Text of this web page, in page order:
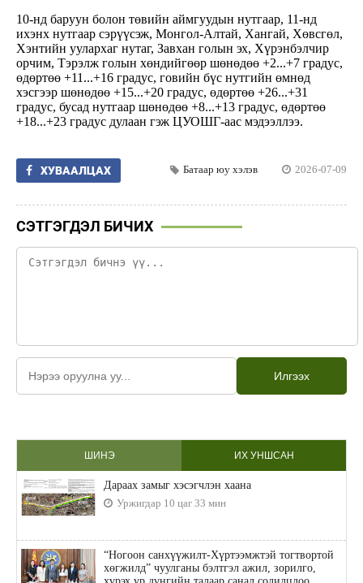
10-нд баруун болон төвийн аймгуудын нутгаар, 11-нд
ихэнх нутгаар сэрүүсэж, Монгол-Алтай, Хангай, Хөвсгөл,
Хэнтийн уулархаг нутаг, Завхан голын эх, Хүрэнбэлчир
орчим, Тэрэлж голын хөндийгөөр шөнөдөө +2...+7 градус,
өдөртөө +11...+16 градус, говийн бүс нутгийн өмнөд
хэсгээр шөнөдөө +15...+20 градус, өдөртөө +26...+31
градус, бусад нутгаар шөнөдөө +8...+13 градус, өдөртөө
+18...+23 градус дулаан гэж ЦУОШГ-аас мэдээллээ.
ХУВААЛЦАХ Батаар юу хэлэв 2026-07-09
СЭТГЭГДЭЛ БИЧИХ
Илгээх
ШИНЭ ИХ УНШСАН
Дараах замыг хэсэгчлэн хаана
Уржигдар 10 цаг 33 мин
“Ногоон санхүүжилт-Хүртээмжтэй тогтвортой
хөгжилд” чуулганы бэлтгэл ажил, зорилго,